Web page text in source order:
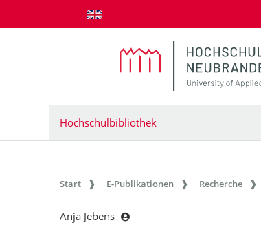
zum Inhalt springen
Hochschulbibliothek
Start E-Publikationen Recherche
Anja Jebens